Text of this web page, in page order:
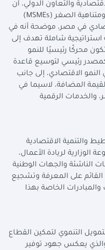
والتعاون الدولي، أن
الصغر (MSMEs
)
في مصر، موضحة أنه في
الحكومة استراتيجية شاملة تهدف إلى
محركًا رئيسيًا للنمو
رئيسي لتوسيع قاعدة
الاقتصادي، إلى جانب
المضافة، لاسيما في
والخدمات الرقمية
والتنمية الاقتصادية
الوزارية لريادة الأعمال،
الناشئة والجهات الوطنية
القائم على المعرفة وتشجيع
الخاصة بهذا
التنموي لتمكين القطاع
والذي يعكس جهود توفير